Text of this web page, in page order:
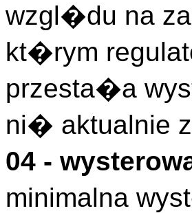
wzgl�du na
kt�rym
przesta�a
ni� aktualnie
04 -
minimalna